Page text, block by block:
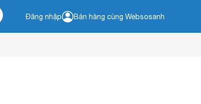
Đăng nhập Bán hàng cùng Websosanh